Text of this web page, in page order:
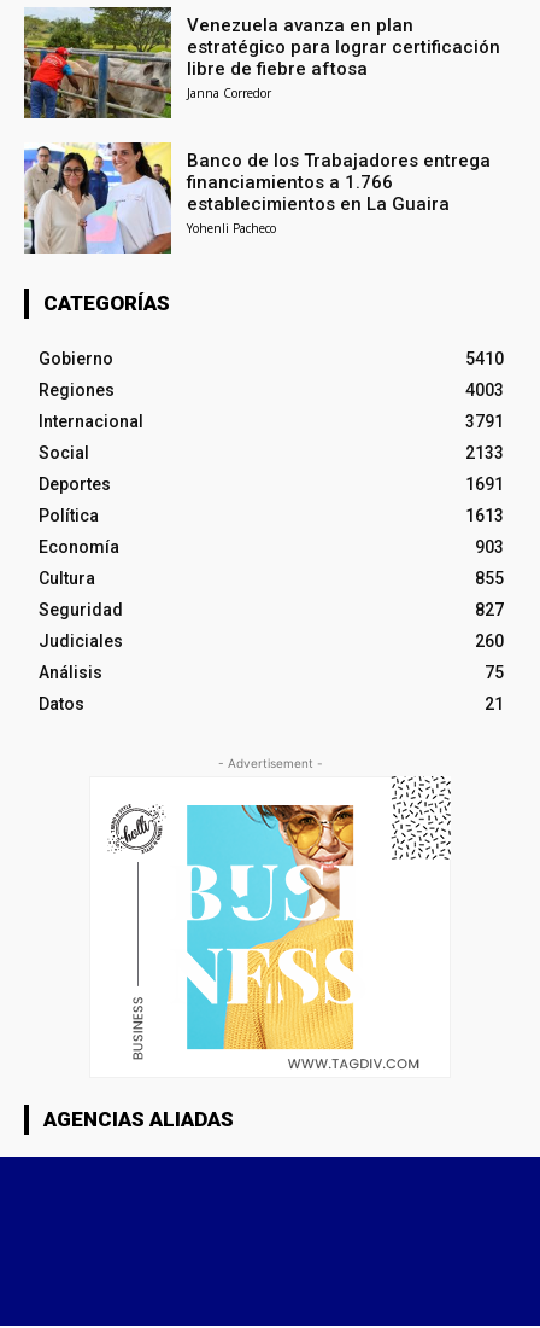
Venezuela avanza en plan
estratégico para lograr certificación
libre de fiebre aftosa
Janna Corredor
Banco de los Trabajadores entrega
financiamientos a 1.766
establecimientos en La Guaira
Yohenli Pacheco
CATEGORÍAS
Gobierno
5410
Regiones
4003
Internacional
3791
Social
2133
Deportes
1691
Política
1613
Economía
903
Cultura
855
Seguridad
827
Judiciales
260
Análisis
75
Datos
21
- Advertisement -
AGENCIAS ALIADAS